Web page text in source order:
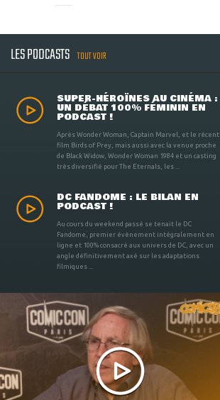
LES PODCASTS TOUT VOIR
SUPER-HÉROÏNES AU CINÉMA :
UN DÉBAT 100% FÉMININ EN
PODCAST !
Après Wonder Woman, Captain Marvel, et le récent
film Birds of Prey, mais aussi avec la venue proche
de Black Widow, Wonder Woman 1984 et un casting
très diversifié pour The Eternals, les ...
DC FANDOME : LE BILAN EN
PODCAST !
Au cours du weekend passé se tenait le DC
Fandome, premier évènement intégralement en
ligne et 100% consacré aux univers de DC, avec un
angle définitivement axé sur les adaptations
filmiques ...